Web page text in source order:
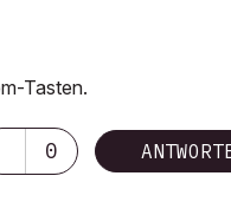
Tasten.
0